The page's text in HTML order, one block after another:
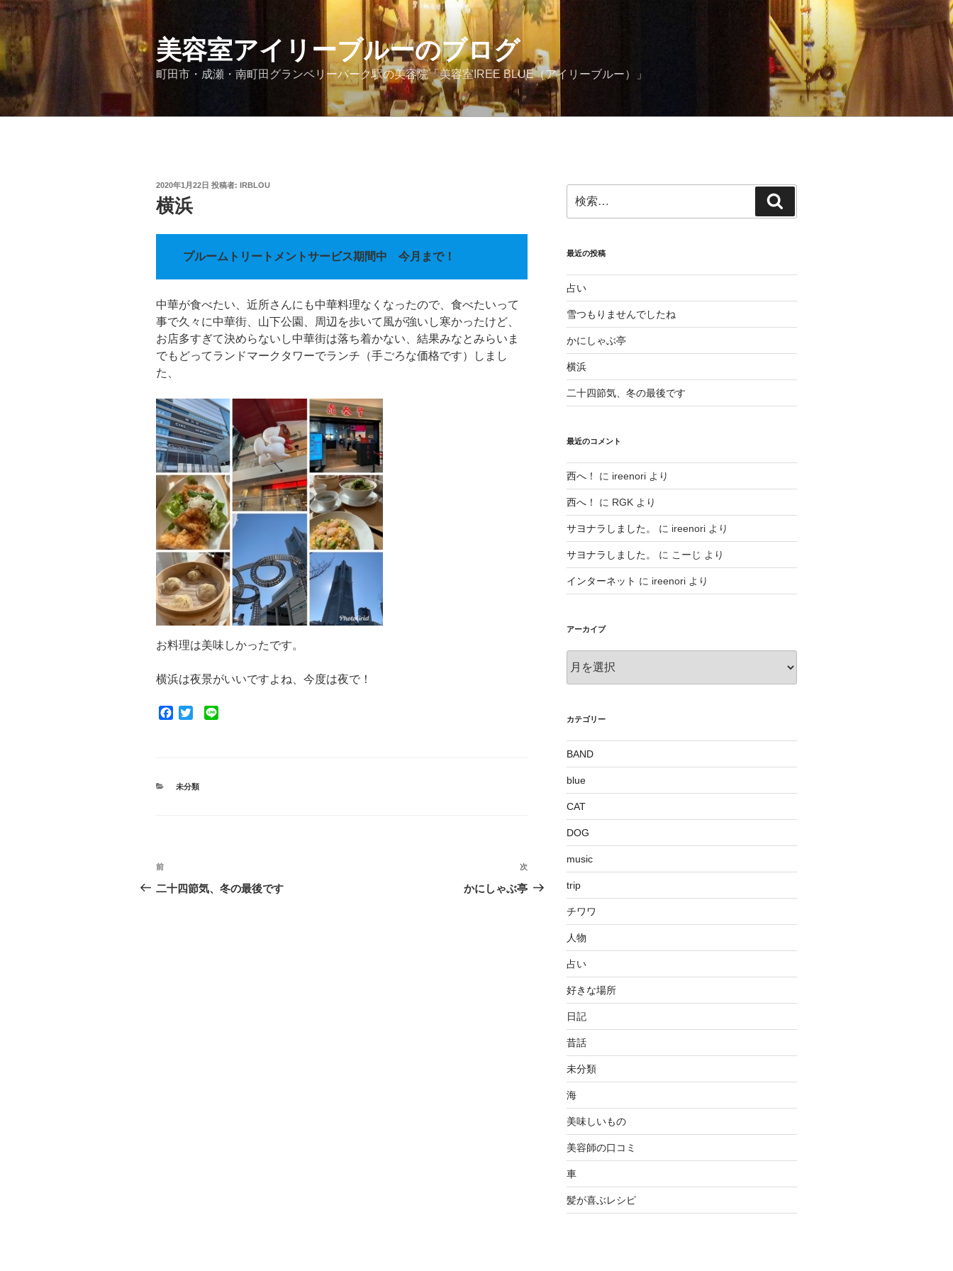
コ
ン
テ
ン
ツ
美容室アイリーブルーのブログ
町田市・成瀬・南町田グランベリーパーク駅の美容院「美容室IREE BLUE（アイリーブルー）」
投
稿
日:
2020年1月22日 投稿者: IRBLOU
横浜
プルームトリートメントサービス期間中 今月まで！
中華が食べたい、近所さんにも中華料理なくなったので、食べたいって
事で久々に中華街、山下公園、周辺を歩いて風が強いし寒かったけど、
お店多すぎて決めらないし中華街は落ち着かない、結果みなとみらいま
でもどってランドマークタワーでランチ（手ごろな価格です）しまし
た、
お料理は美味しかったです。
横浜は夜景がいいですよね、今度は夜で！
o
e
カ
未分類
投
稿
前
の
前
二十四節気、冬の最後です
次
の
次
かにしゃぶ亭
索:
索
最近の投稿
占い
雪つもりませんでしたね
かにしゃぶ亭
横浜
二十四節気、冬の最後です
最近のコメント
西へ！ に ireenoriより
西へ！ に RGKより
サヨナラしました。 に ireenoriより
サヨナラしました。 に こーじ より
インターネット に ireenoriより
アーカイブ
ー
ブ
カテゴリー
BAND
blue
CAT
DOG
music
trip
チワワ
人物
占い
好きな場所
日記
昔話
未分類
海
美味しいもの
美容師の口コミ
車
髪が喜ぶレシピ